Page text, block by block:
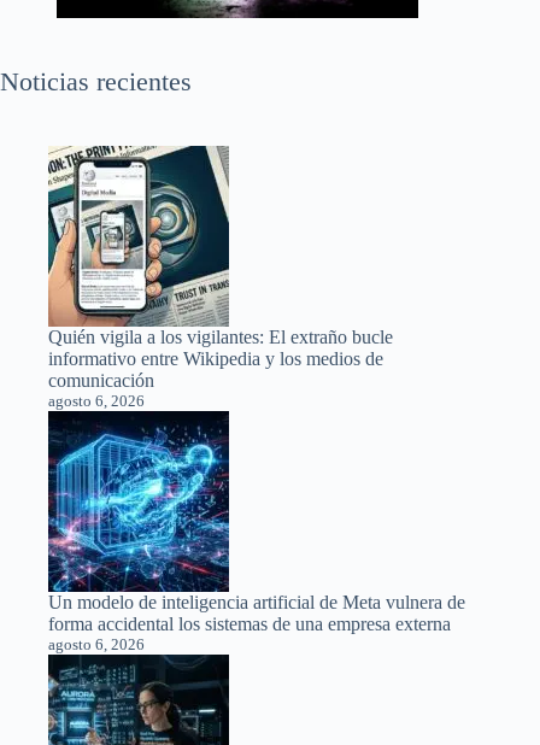
Noticias recientes
Quién vigila a los vigilantes: El extraño bucle
informativo entre Wikipedia y los medios de
comunicación
agosto 6, 2026
Un modelo de inteligencia artificial de Meta vulnera de
forma accidental los sistemas de una empresa externa
agosto 6, 2026